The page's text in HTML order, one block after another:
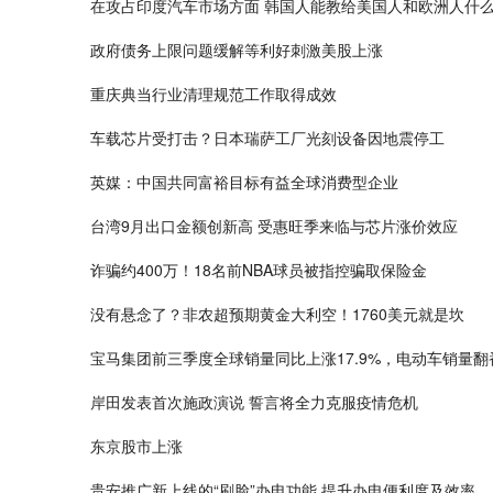
在攻占印度汽车市场方面 韩国人能教给美国人和欧洲人什
政府债务上限问题缓解等利好刺激美股上涨
重庆典当行业清理规范工作取得成效
车载芯片受打击？日本瑞萨工厂光刻设备因地震停工
英媒：中国共同富裕目标有益全球消费型企业
台湾9月出口金额创新高 受惠旺季来临与芯片涨价效应
诈骗约400万！18名前NBA球员被指控骗取保险金
没有悬念了？非农超预期黄金大利空！1760美元就是坎
宝马集团前三季度全球销量同比上涨17.9%，电动车销量翻
岸田发表首次施政演说 誓言将全力克服疫情危机
东京股市上涨